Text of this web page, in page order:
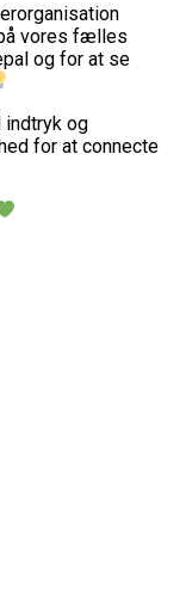
vores fælles
og for at se
indtryk og
for at connecte